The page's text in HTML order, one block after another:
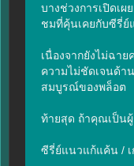
บางช่วงการเปิดเผ
ชมที่คุ้นเคยกับซีรี่ย์
เนื่องจากยังไม่ฉา
ความไม่ชัดเจนด้า
สมบูรณ์ของพล็อต
ท้ายสุด ถ้าคุณเป็น
ซีรี่ย์แนวแก้แค้น / เ